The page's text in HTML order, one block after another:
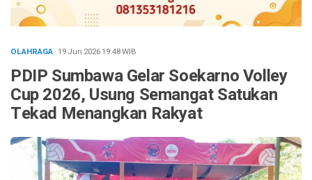
OLAHRAGA· 19 Jun 202619:48WIB
PDIP Sumbawa Gelar Soekarno Volley
Cup 2026, Usung Semangat Satukan
Tekad Menangkan Rakyat